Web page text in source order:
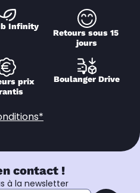
Infinity
Retours sous 15
jours
prix
Boulanger Drive
contact !
à la newsletter